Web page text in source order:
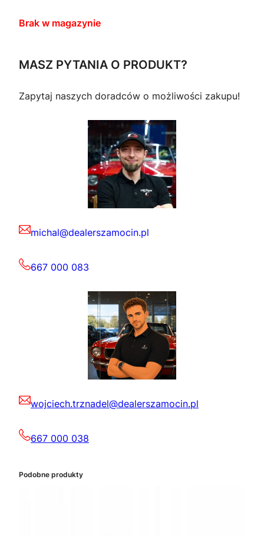
Brak w magazynie
MASZ PYTANIA O PRODUKT?
Zapytaj naszych doradców o możliwości zakupu!
michal@dealerszamocin.pl
667 000 083
wojciech.trznadel@dealerszamocin.pl
667 000 038
Podobne produkty